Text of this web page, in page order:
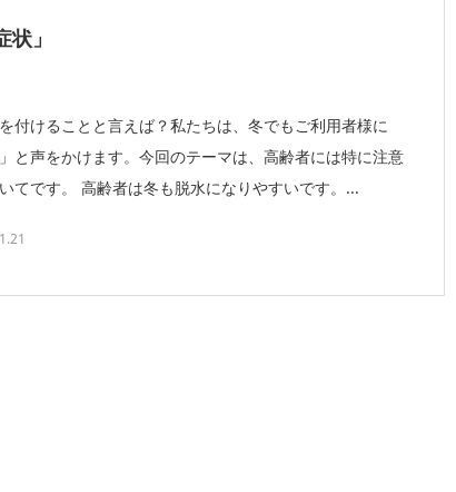
」
付けることと言えば？私たちは、冬でもご利用者様に
と声をかけます。今回のテーマは、高齢者には特に注意
てです。 高齢者は冬も脱水になりやすいです。...